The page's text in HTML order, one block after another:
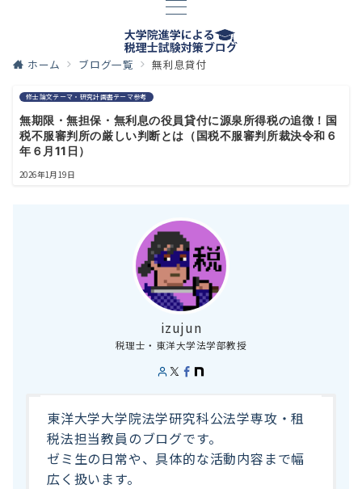
ホーム ブログ一覧 無利息貸付
修士論文テーマ・研究計画書テーマ参考
無期限・無担保・無利息の役員貸付に源泉所得税の追徴！国
税不服審判所の厳しい判断とは（国税不服審判所裁決令和６
年６月11日）
2026年1月19日
izujun
税理士・東洋大学法学部教授
東洋大学大学院法学研究科公法学専攻・租
税法担当教員のブログです。
ゼミ生の日常や、具体的な活動内容まで幅
広く扱います。